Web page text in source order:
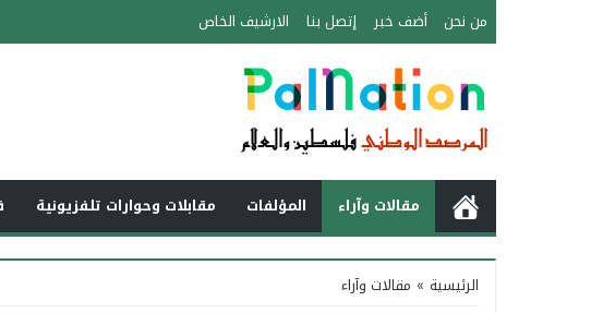
من نحن أضف خبر إتصل بنا الارشيف الخاص
مقالات وآراء المؤلفات مقابلات وحوارات تلفزيونية
الرئيسية » مقالات وآراء